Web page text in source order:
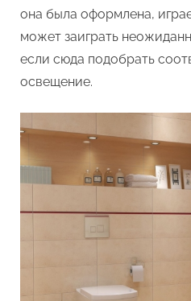
она была оформлена,
может заиграть
если сюда подобрать
освещение.